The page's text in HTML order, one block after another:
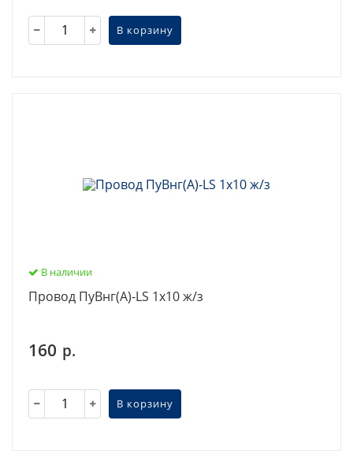
В корзину
В наличии
Провод ПуВнг(А)-LS 1х10 ж/з
160 р.
В корзину